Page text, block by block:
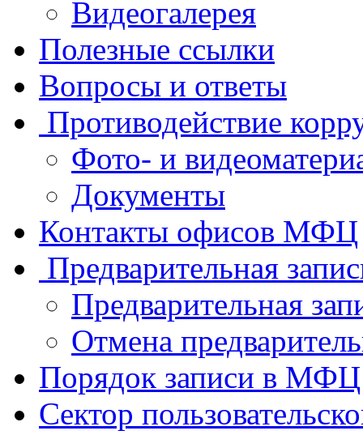
Видеогалерея
Полезные ссылки
Вопросы и ответы
Противодействие
Фото- и
Документы
Контакты офисов МФЦ
Предварительная
Предварительная
Отмена
Порядок записи в МФЦ
Сектор